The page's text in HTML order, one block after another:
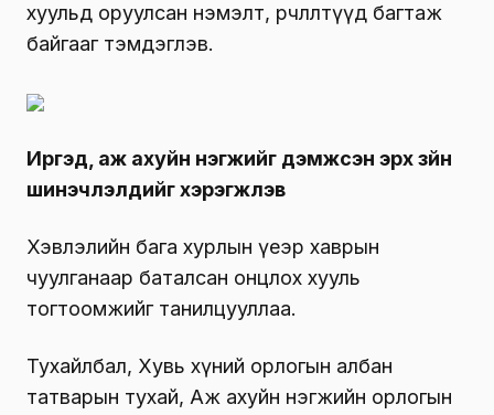
хуульд оруулсан нэмэлт, өөрчлөлтүүд багтаж
байгааг тэмдэглэв.
Иргэд, аж ахуйн нэгжийг дэмжсэн эрх зүйн
шинэчлэлүүдийг хэрэгжүүлэв
Хэвлэлийн бага хурлын үеэр хаврын
чуулганаар баталсан онцлох хууль
тогтоомжийг танилцууллаа.
Тухайлбал, Хувь хүний орлогын албан
татварын тухай, Аж ахуйн нэгжийн орлогын